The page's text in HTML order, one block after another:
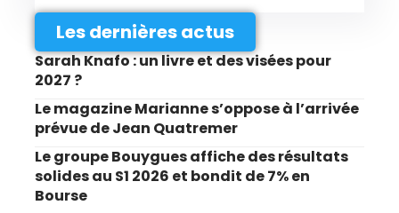
Les dernières actus
Sarah Knafo : un livre et des visées pour
2027 ?
Le magazine Marianne s’oppose à l’arrivée
prévue de Jean Quatremer
Le groupe Bouygues affiche des résultats
solides au S1 2026 et bondit de 7% en
Bourse